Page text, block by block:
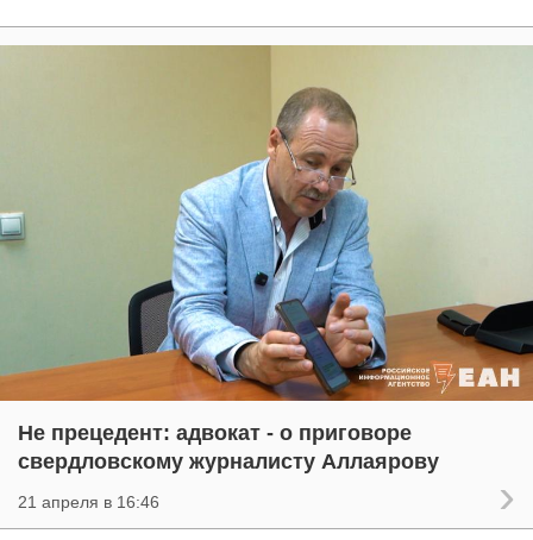
Не прецедент: адвокат - о приговоре
свердловскому журналисту Аллаярову
21 апреля в 16:46